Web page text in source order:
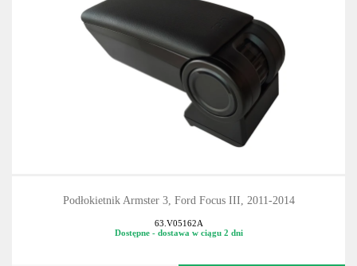
Podłokietnik Armster 3, Ford Focus III, 2011-2014
63.V05162A
Dostępne - dostawa w ciągu 2 dni